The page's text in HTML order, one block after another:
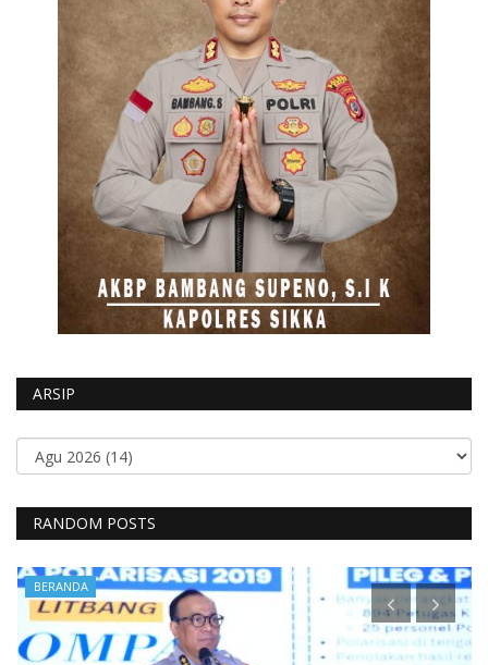
ARSIP
RANDOM POSTS
BERANDA